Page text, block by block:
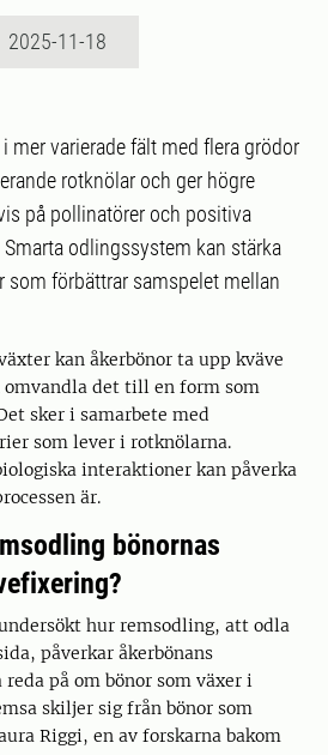
2025-11-18
mer varierade fält med flera grödor
rotknölar och ger högre
på pollinatörer och positiva
odlingssystem kan stärka
som förbättrar samspelet mellan
kan åkerbönor ta upp kväve
det till en form som
sker i samarbete med
som lever i rotknölarna.
interaktioner kan påverka
är.
bönornas
hur remsodling, att odla
påverkar åkerbönans
på om bönor som växer i
skiljer sig från bönor som
Riggi, en av forskarna bakom